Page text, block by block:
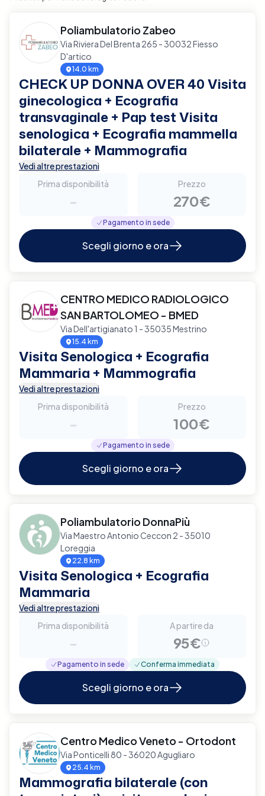
Poliambulatorio Zabeo
Via Riviera Del Brenta 265 - 30032 Fiesso
D'artico
14.0 km
CHECK UP DONNA OVER 40 Visita
ginecologica + Ecografia
transvaginale + Pap test Visita
senologica + Ecografia mammella
bilaterale + Mammografia
Vedi altre prestazioni
Prima disponibilità
-
Prezzo
270€
Pagamento in sede
Scegli giorno e ora
CENTRO MEDICO RADIOLOGICO
SAN BARTOLOMEO - BMED
Via Dell'artigianato 1 - 35035 Mestrino
15.4 km
Visita Senologica + Ecografia
Mammaria + Mammografia
Vedi altre prestazioni
Prima disponibilità
-
Prezzo
100€
Pagamento in sede
Scegli giorno e ora
Poliambulatorio DonnaPiù
Via Maestro Antonio Ceccon 2 - 35010
Loreggia
22.8 km
Visita Senologica + Ecografia
Mammaria
Vedi altre prestazioni
Prima disponibilità
-
A partire da
95€
Pagamento in sede Conferma immediata
Scegli giorno e ora
Centro Medico Veneto - Ortodont
Via Ponticelli 80 - 36020 Agugliaro
25.4 km
Mammografia bilaterale (con